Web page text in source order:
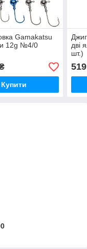
Gamakatsu
12g №4/0
Купити
дві
шт.)